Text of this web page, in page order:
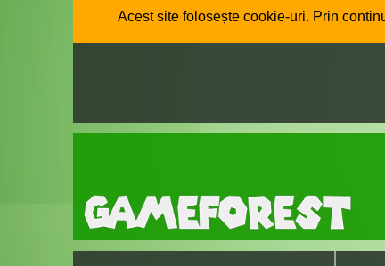
Acest site folosește cookie-uri. Prin